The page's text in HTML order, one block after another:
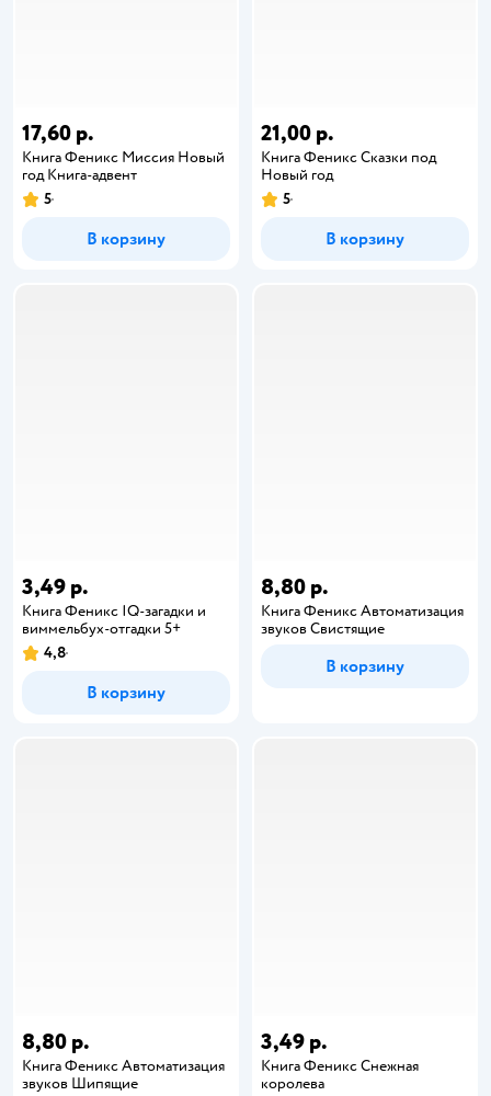
17,60 р.
Книга Феникс Миссия Новый
год Книга-адвент
5
В корзину
21,00 р.
Книга Феникс Сказки под
Новый год
5
В корзину
3,49 р.
Книга Феникс IQ-загадки и
виммельбух-отгадки 5+
4,8
В корзину
8,80 р.
Книга Феникс Автоматизация
звуков Свистящие
В корзину
8,80 р.
Книга Феникс Автоматизация
звуков Шипящие
3,49 р.
Книга Феникс Снежная
королева